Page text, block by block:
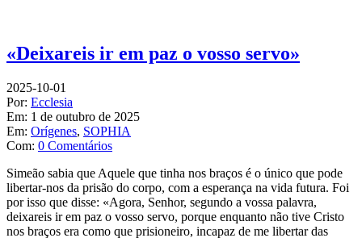
«Deixareis ir em paz o vosso servo»
2025-10-01
Por: Ecclesia
Em: 1 de outubro de 2025
Em: Orígenes, SOPHIA
Com: 0 Comentários
Simeão sabia que Aquele que tinha nos braços é o único que pode
libertar-nos da prisão do corpo, com a esperança na vida futura. Foi
por isso que disse: «Agora, Senhor, segundo a vossa palavra,
deixareis ir em paz o vosso servo, porque enquanto não tive Cristo
nos braços era como que prisioneiro, incapaz de me libertar das